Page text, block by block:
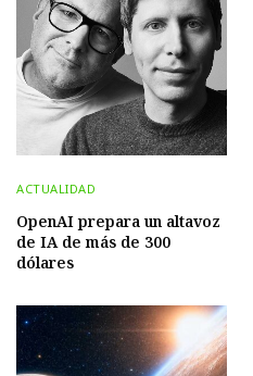
ACTUALIDAD
OpenAI prepara un altavoz
de IA de más de 300
dólares